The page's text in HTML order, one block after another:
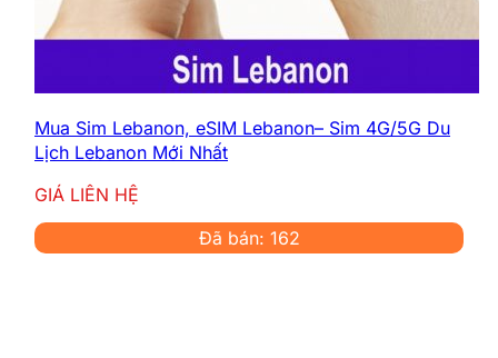
Mua Sim Lebanon, eSIM Lebanon– Sim 4G/5G Du
Lịch Lebanon Mới Nhất
GIÁ LIÊN HỆ
Đã bán: 162